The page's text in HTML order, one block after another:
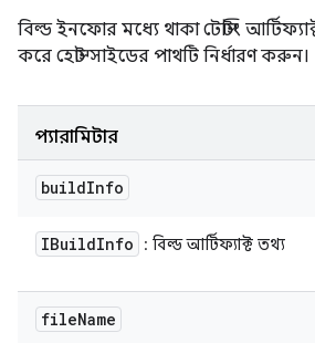
বিল্ড ইনফোর মধ্যে থাকা টেস্টিং
করে হোস্ট সাইডের পাথটি নির্ধারণ করুন।
প্যারামিটার
buildInfo
IBuildInfo : বিল্ড আর্টিফ্যাক্ট তথ্য
fileName